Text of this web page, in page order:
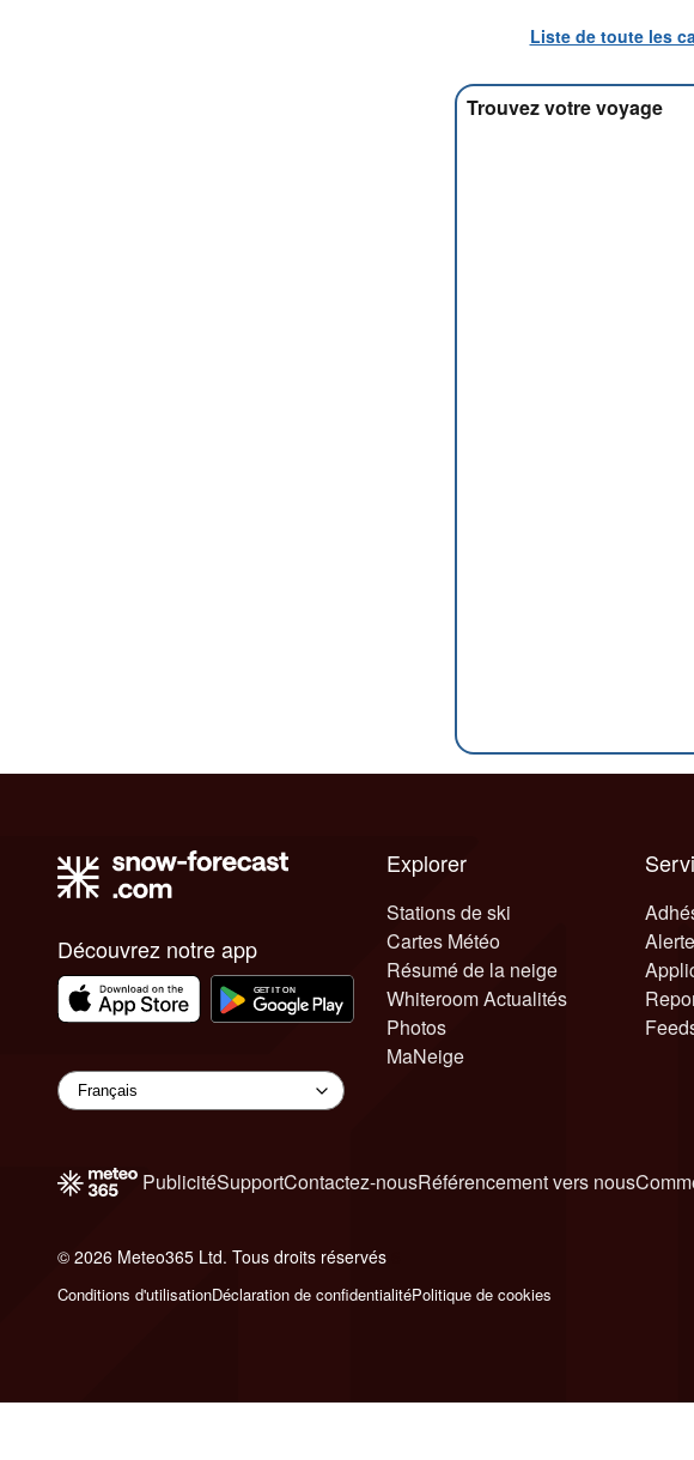
Liste de toute les
Trouvez votre voyage
Découvrez notre app
Explorer
Stations de ski
Cartes Météo
Résumé de la neige
Whiteroom Actualités
Photos
MaNeige
PublicitéSupportContactez-nousRéférencement vers nous
© 2026 Meteo365 Ltd. Tous droits réservés
Conditions d'utilisationDéclaration de confidentialitéPolitique de cookies